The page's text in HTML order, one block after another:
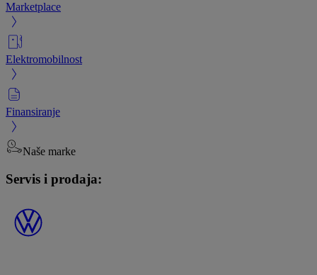
Marketplace
Elektromobilnost
Finansiranje
Naše marke
Servis i prodaja: